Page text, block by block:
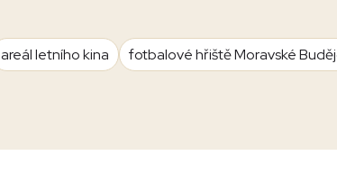
areál letního kina
fotbalové hřiště Moravské